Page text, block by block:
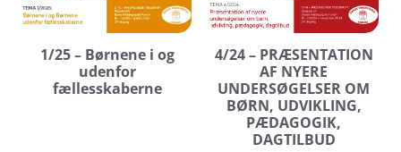
1/25 – Børnene i og
udenfor
fællesskaberne
4/24 – PRÆSENTATION
AF NYERE
UNDERSØGELSER OM
BØRN, UDVIKLING,
PÆDAGOGIK,
DAGTILBUD